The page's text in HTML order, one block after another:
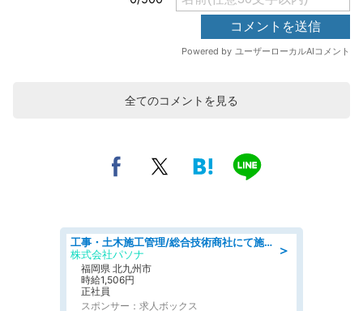
全てのコメントを見る
＞
工事・土木施工管理/総合技術商社にて施工管理のお仕事/即日勤務可/車通勤可/工事・土木施工管理/生産・品質管理
株式会社パソナ
福岡県 北九州市
時給1,506円
正社員
スポンサー：求人ボックス